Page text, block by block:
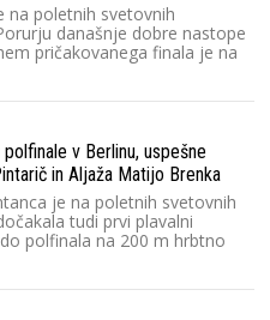
na poletnih svetovnih
današnje dobre nastope
pričakovanega finala je na
v Berlinu, uspešne
in Aljaža Matijo Brenka
je na poletnih svetovnih
tudi prvi plavalni
polfinala na 200 m hrbtno